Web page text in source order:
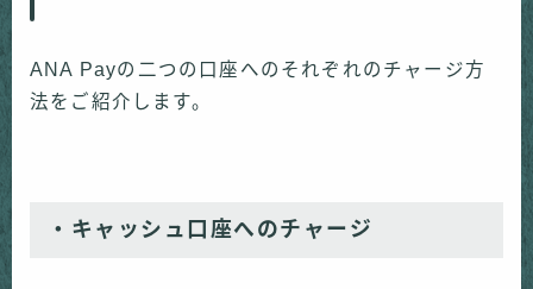
ANA Payの二つの口座へのそれぞれのチャージ方
法をご紹介します。
・キャッシュ口座へのチャージ